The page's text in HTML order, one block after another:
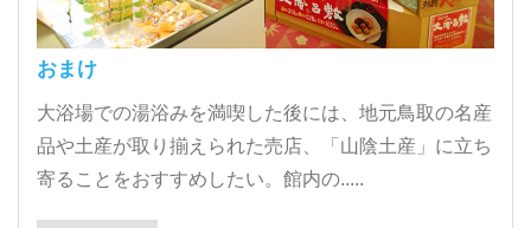
おまけ
大浴場での湯浴みを満喫した後には、地元鳥取の名産
品や土産が取り揃えられた売店、「山陰土産」に立ち
寄ることをおすすめしたい。館内の.....